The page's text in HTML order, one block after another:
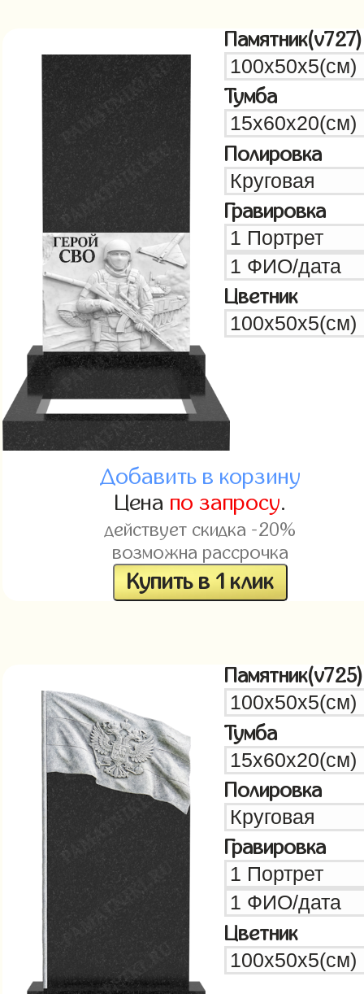
Памятник(v727)
Тумба
Полировка
Гравировка
Цветник
Добавить в корзину
Цена по запросу.
действует скидка -20%
возможна рассрочка
Купить в 1 клик
Памятник(v725)
Тумба
Полировка
Гравировка
Цветник